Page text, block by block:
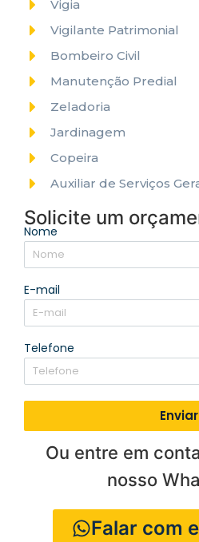
Vigia
Vigilante Patrimonial
Bombeiro Civil
Manutenção Predial
Zeladoria
Jardinagem
Copeira
Auxiliar de Serviços
Solicite um
Nome
E-mail
Telefone
Enviar
Ou entre em
nosso
Falar com